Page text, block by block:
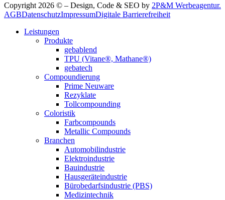
Copyright 2026 © – Design, Code & SEO by 2P&M Werbeagentur.
AGBDatenschutzImpressumDigitale Barrierefreiheit
Leistungen
Produkte
gebablend
TPU (Vitane®, Mathane®)
gebatech
Compoundierung
Prime Neuware
Rezyklate
Tollcompounding
Coloristik
Farbcompounds
Metallic Compounds
Branchen
Automobilindustrie
Elektroindustrie
Bauindustrie
Hausgeräteindustrie
Bürobedarfsindustrie (PBS)
Medizintechnik